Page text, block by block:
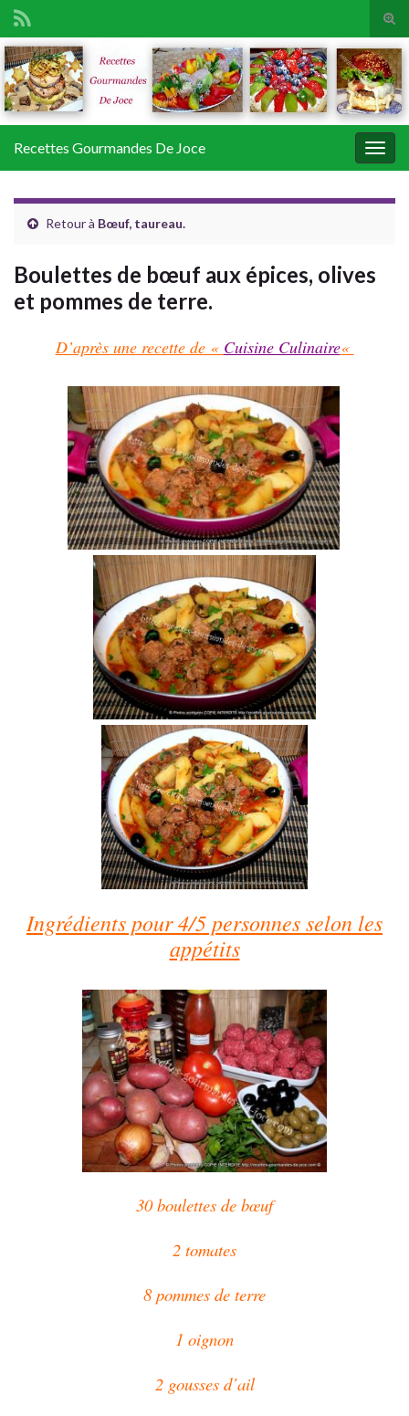
Search for:
Recettes Gourmandes De Joce
Retour à Bœuf, taureau.
Boulettes de bœuf aux épices, olives
et pommes de terre.
D’après une recette de « Cuisine Culinaire«
Ingrédients pour 4/5 personnes selon les
appétits
30 boulettes de bœuf
2 tomates
8 pommes de terre
1 oignon
2 gousses d’ail